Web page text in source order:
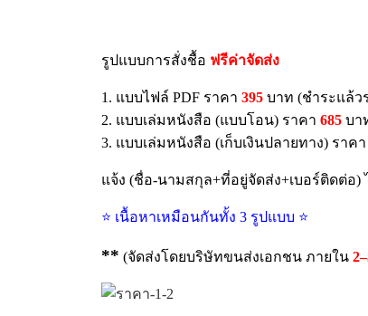
รูปแบบการสั่งชื้อ ฟรีค่าจัดส่ง
1. แบบไฟล์ PDF ราคา 395 บาท (ชำระแล้ว
2. แบบเล่มหนังสือ (แบบโอน) ราคา 685 บา
3. แบบเล่มหนังสือ (เก็บเงินปลายทาง) ราคา
แจ้ง (ชื่อ-นามสกุล+ที่อยู่จัดส่ง+เบอร์ติดต่อ)
⭐ เนื้อหาเหมือนกันทั้ง 3 รูปแบบ ⭐
** (จัดส่งโดยบริษัทขนส่งเอกชน ภายใน